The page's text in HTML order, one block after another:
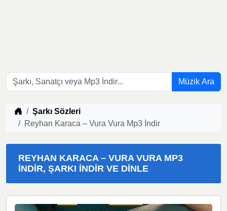
Müzik Ara
Müzik indir
Şarkı Sözleri
Reyhan Karaca – Vura Vura Mp3 İndir
REYHAN KARACA – VURA VURA MP3
İNDIR, ŞARKI İNDIR VE DINLE